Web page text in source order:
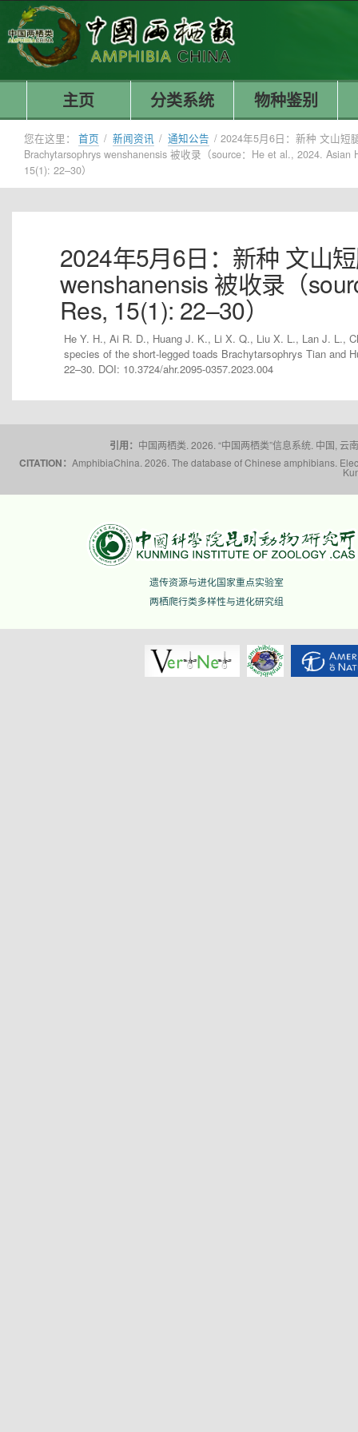
主页 分类系统 物种鉴别
您在这里： 首页 / 新闻资讯 / 通知公告 / 2024年5月6日：新种 文山短
Brachytarsophrys wenshanensis 被收录（source：He et al., 2024. Asian
15(1): 22–30）
2024年5月6日：新种 文山
wenshanensis 被收录（
Res, 15(1): 22–30）
He Y. H., Ai R. D., Huang J. K., Li X. Q., Liu X. L., Lan J. L.,
species of the short-legged toads Brachytarsophrys Tian and
22–30. DOI: 10.3724/ahr.2095-0357.2023.004
引用： 中国两栖类. 2026. “中国两栖类”信息系统. 中国,
CITATION： AmphibiaChina. 2026. The database of Chinese amphibians.
遗传资源与进化国家重点实验室
两栖爬行类多样性与进化研究组